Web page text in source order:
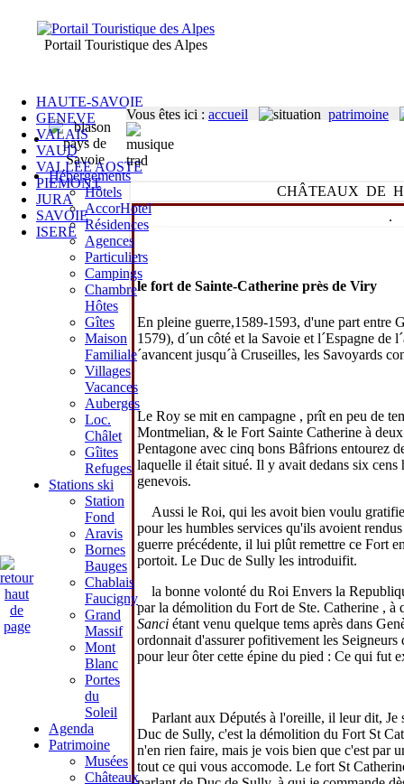
Hébergements
Hôtels
AccorHotel
Résidences
Agences
Particuliers
Campings
Chambre
Hôtes
Gîtes
Maison
Familiale
Villages
Vacances
Auberges
Loc.
Châlet
Gîites
Refuges
Stations ski
Station
Fond
Aravis
Bornes
Bauges
Chablais
Faucigny
Grand
Massif
Mont
Blanc
Portes
du
Soleil
Agenda
Patrimoine
Musées
Châteaux
HAUTE-SAVOIE
GENEVE
VALAIS
VAUD
VALLEE AOSTE
PIEMONT
JURA
SAVOIE
ISERE
Portail Touristique des Alpes
CHÂTEAUX DE
.
.
le fort de Sainte-Catherine près de Viry
En pleine guerre,1589-1593, d'une part entre
1579), d´un côté et la Savoie et l´Espagne de
´avancent jusqu´à Cruseilles, les Savoyards
Le Roy se mit en campagne , prît en peu de
Montmelian, & le Fort Sainte Catherine à
Pentagone avec cinq bons Bâfrions entourez
laquelle il était situé. Il y avait dedans six
genevois.
Aussi le Roi, qui les avoit bien voulu
pour les humbles services qu'ils avoient
guerre précédente, il lui plût remettre ce Fort
portoit. Le Duc de Sully les introduifit.
la bonne volonté du Roi Envers la
par la démolition du Fort de Ste. Catherine ,
Sanci étant venu quelque tems après dans
ordonnait d'assurer pofitivement les
pour leur ôter cette épine du pied : Ce qui fut
Parlant aux Députés à l'oreille, il leur dit, Je
Duc de Sully, c'est la démolition du Fort St
n'en rien faire, mais je vois bien que c'est par
tout ce qui vous accomode. Le fort St
Vous êtes ici : accueil patrimoine